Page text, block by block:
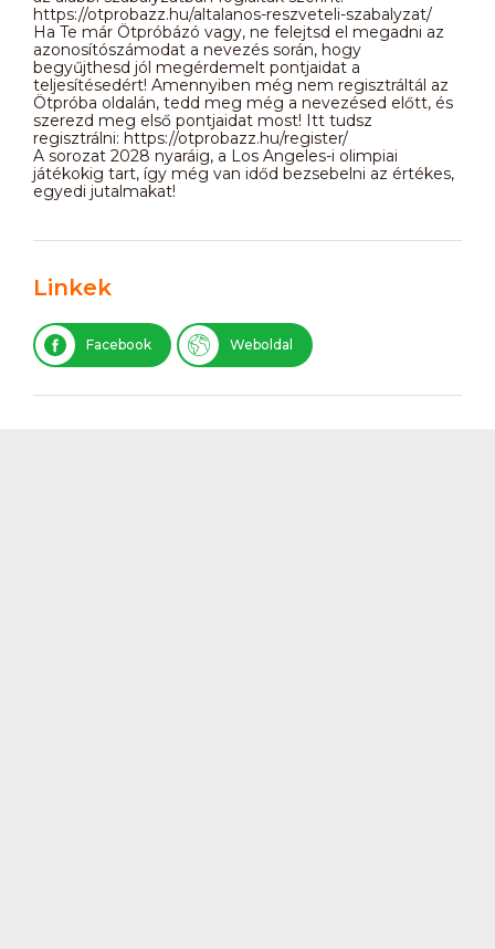
https://otprobazz.hu/altalanos-reszveteli-szabalyzat/
Ha Te már Ötpróbázó vagy, ne felejtsd el megadni az
azonosítószámodat a nevezés során, hogy
begyűjthesd jól megérdemelt pontjaidat a
teljesítésedért! Amennyiben még nem regisztráltál az
Ötpróba oldalán, tedd meg még a nevezésed előtt, és
szerezd meg első pontjaidat most! Itt tudsz
regisztrálni: https://otprobazz.hu/register/
A sorozat 2028 nyaráig, a Los Angeles-i olimpiai
játékokig tart, így még van időd bezsebelni az értékes,
egyedi jutalmakat!
Linkek
Facebook Weboldal